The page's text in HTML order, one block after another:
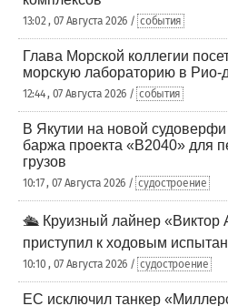
13:02 , 07 Августа 2026 / события
Глава Морской коллегии
морскую лабораторию в
12:44 , 07 Августа 2026 / события
В Якутии на новой
баржа проекта «В2040» для
грузов
10:17 , 07 Августа 2026 / судостроение
🛳️ Круизный лайнер «Виктор
приступил к ходовым
10:10 , 07 Августа 2026 / судостроение
ЕС исключил танкер